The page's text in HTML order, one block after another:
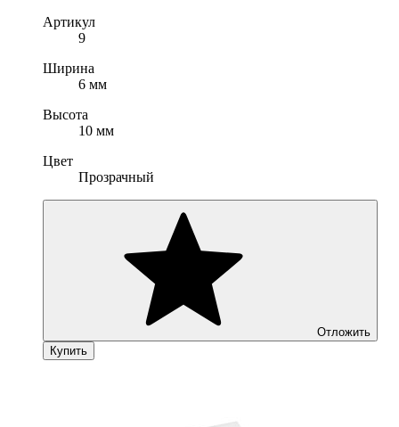
Артикул
9
Ширина
6 мм
Высота
10 мм
Цвет
Прозрачный
Отложить
Купить